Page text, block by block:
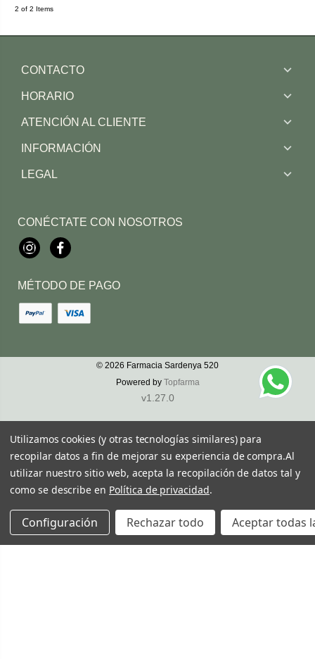
2 of 2 Items
CONTACTO
HORARIO
ATENCIÓN AL CLIENTE
INFORMACIÓN
LEGAL
CONÉCTATE CON NOSOTROS
InstagramFacebook
MÉTODO DE PAGO
© 2026 Farmacia Sardenya 520
Powered by Topfarma
v1.27.0
Utilizamos cookies (y otras tecnologías similares) para
recopilar datos a fin de mejorar su experiencia de compra.Al
utilizar nuestro sitio web, acepta la recopilación de datos tal y
como se describe en Política de privacidad.
Configuración Rechazar todo Aceptar todas